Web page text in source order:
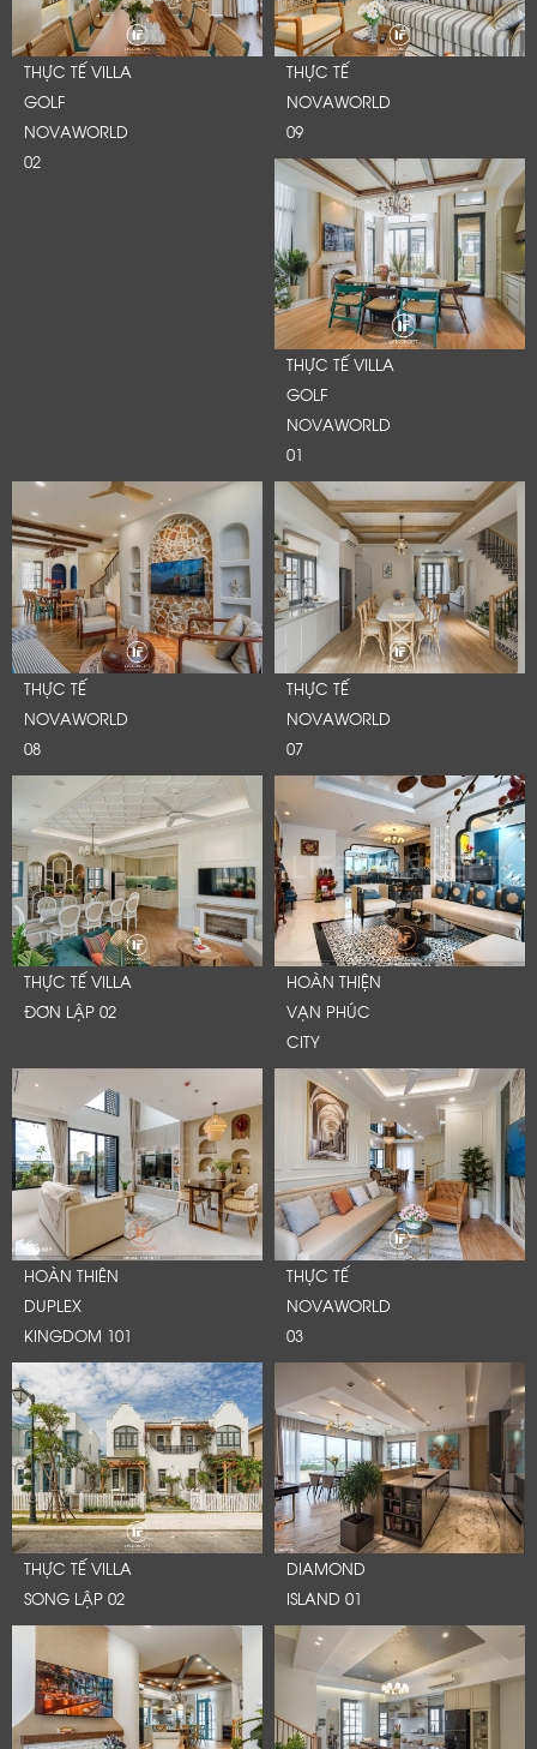
THỰC TẾ VILLA
GOLF
NOVAWORLD
02
THỰC TẾ
NOVAWORLD
09
THỰC TẾ VILLA
GOLF
NOVAWORLD
01
THỰC TẾ
NOVAWORLD
08
THỰC TẾ
NOVAWORLD
07
THỰC TẾ VILLA
ĐƠN LẬP 02
HOÀN THIỆN
VẠN PHÚC
CITY
HOÀN THIÊN
DUPLEX
KINGDOM 101
THỰC TẾ
NOVAWORLD
03
THỰC TẾ VILLA
SONG LẬP 02
DIAMOND
ISLAND 01
LỜI CẢM ƠN
LIFECONCEPT